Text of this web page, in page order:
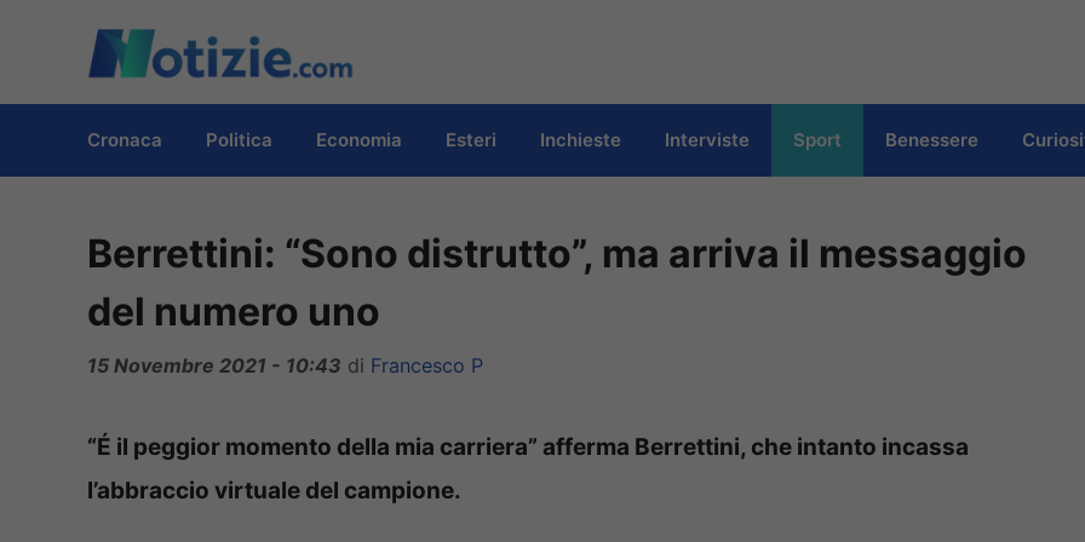
contenuto
Cronaca Politica Economia Esteri Inchieste Interviste Sport Benessere
Berrettini: “Sono distrutto”, ma arriva il messaggio
del numero uno
15 Novembre 2021 - 10:43 di Francesco P
“É il peggior momento della mia carriera” afferma Berrettini, che intanto incassa
l’abbraccio virtuale del campione.